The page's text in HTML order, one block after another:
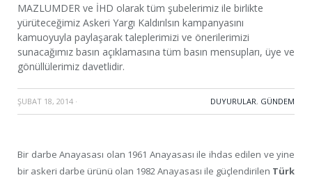
MAZLUMDER ve İHD olarak tüm şubelerimiz ile birlikte
yürüteceğimiz Askeri Yargı Kaldırılsın kampanyasını
kamuoyuyla paylaşarak taleplerimizi ve önerilerimizi
sunacağımız basın açıklamasına tüm basın mensupları, üye ve
gönüllülerimiz davetlidir.
ŞUBAT 18, 2014 · DUYURULAR, GÜNDEM
Bir darbe Anayasası olan 1961 Anayasası ile ihdas edilen ve yine
bir askeri darbe ürünü olan 1982 Anayasası ile güçlendirilen Türk